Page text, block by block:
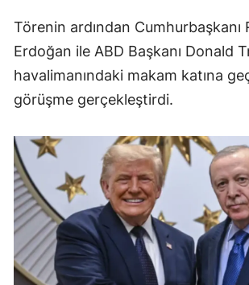
Bartın
Ardahan
Iğdır
Yalova
Karabük
Kilis
Osmaniye
Törenin ardından Cumhurbaşkanı
Erdoğan ile ABD Başkanı Donald
havalimanındaki makam katına
görüşme gerçekleştirdi.